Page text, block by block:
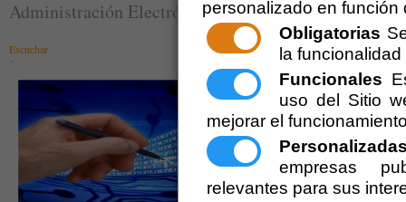
personalizado en función
Obligatorias
la
Funcionales
uso del Sitio
mejorar el
empresas
relevantes para sus
Administración Electrónica. Certificados
Escuchar
Pulse en la Imagen, para acceder
Certificado Digital Reconocido, lo
Virtual y poder realizar trámites
año.